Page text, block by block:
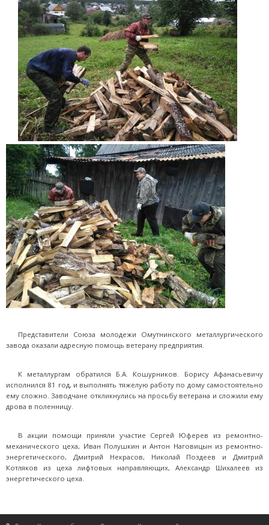
Представители Союза молодежи Омутнинского металлургического
завода оказали адресную помощь ветерану предприятия.
К металлургам обратился Б.А. Кошурников. Борису Афанасьевичу
исполнился 81 год, и выполнять тяжелую работу по дому самостоятельно
ему сложно. Заводчане откликнулись на просьбу ветерана и сложили ему
дрова в поленницу.
В акции помощи приняли участие Сергей Юферев из ремонтно-
механического цеха, Иван Полушкин и Антон Наговицын из ремонтно-
энергетического, Дмитрий Некрасов, Николай Поздеев и Дмитрий
Котляков из цеха лифтовых направляющих, Александр Шихалеев из
энергетического цеха.